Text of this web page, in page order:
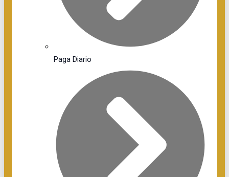
Paga Diario